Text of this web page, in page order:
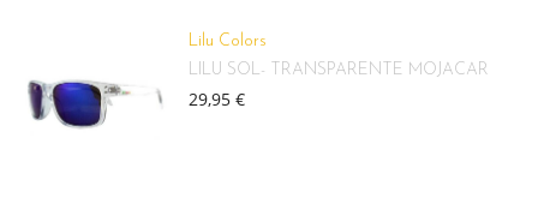
Lilu Colors
LILU SOL- TRANSPARENTE MOJACAR
29,95 €